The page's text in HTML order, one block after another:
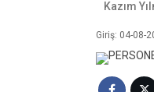
Kazım
Giriş: 04-08-